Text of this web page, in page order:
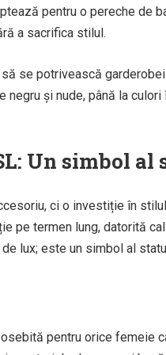
pentru o pereche de
a sacrifica stilul.
se potrivească
și nude, până la
Un simbol
ci o investiție în
pe termen lung, datorită
lux; este un simbol al
pentru orice femeie